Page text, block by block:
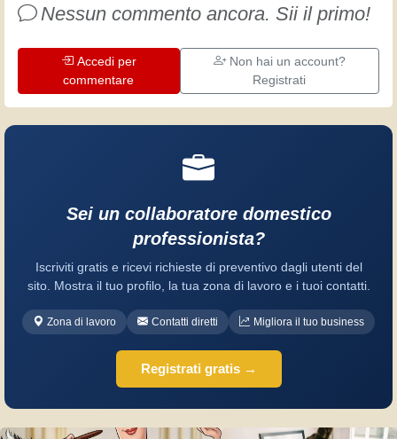
Nessun commento ancora. Sii il primo!
Accedi per
commentare
Non hai un account?
Registrati
Sei un collaboratore domestico
professionista?
Iscriviti gratis e ricevi richieste di preventivo dagli utenti del
sito. Mostra il tuo profilo, la tua zona di lavoro e i tuoi contatti.
Zona di lavoro Contatti diretti Migliora il tuo business
Registrati gratis →